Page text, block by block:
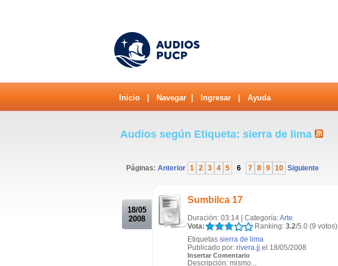
Inicio Navegar Ingresar Ayuda
Audios según Etiqueta: sierra de lima
Páginas: Anterior 1 2 3 4 5 6 7 8 9 10 Siguiente
18/05
2008
Sumbilca 17
Duración: 03:14 | Categoría:Arte
Vota:
Ranking: 3.2/5.0 (9 votos)
Etiquetas sierra de lima
Publicado por: rivera.jj el 18/05/2008
Insertar Comentario
Descripción: mismo...